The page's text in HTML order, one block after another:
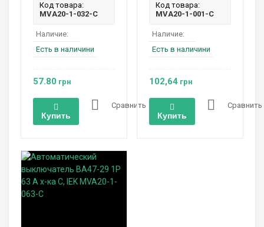
Код товара:
MVA20-1-032-C
Наличие:
Есть в наличини
57.80 грн
Купить
Сравнить
Код товара:
MVA20-1-001-C
Наличие:
Есть в наличини
102,64грн
Купить
Сравнить